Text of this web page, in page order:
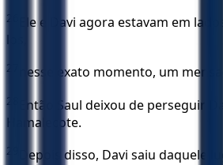
26
Ele e Davi agora estavam em
los,
27 nesse exato momento, um
28
Então Saul deixou de perseguir
Hamalecote.
29
Depois disso, Davi saiu daquele